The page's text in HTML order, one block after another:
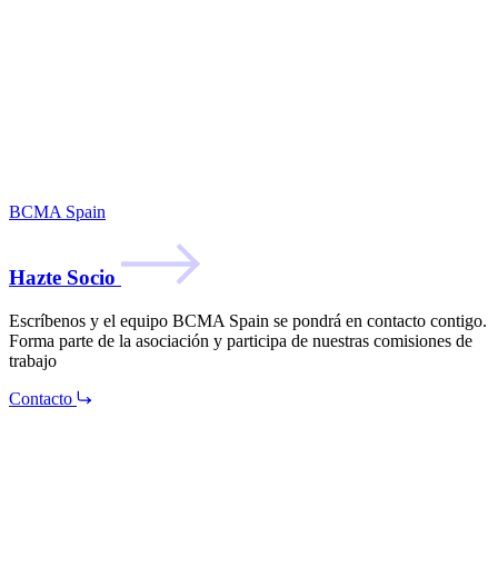
BCMA Spain
Hazte Socio
Escríbenos y el equipo BCMA Spain se pondrá en contacto contigo.
Forma parte de la asociación y participa de nuestras comisiones de
trabajo
Contacto